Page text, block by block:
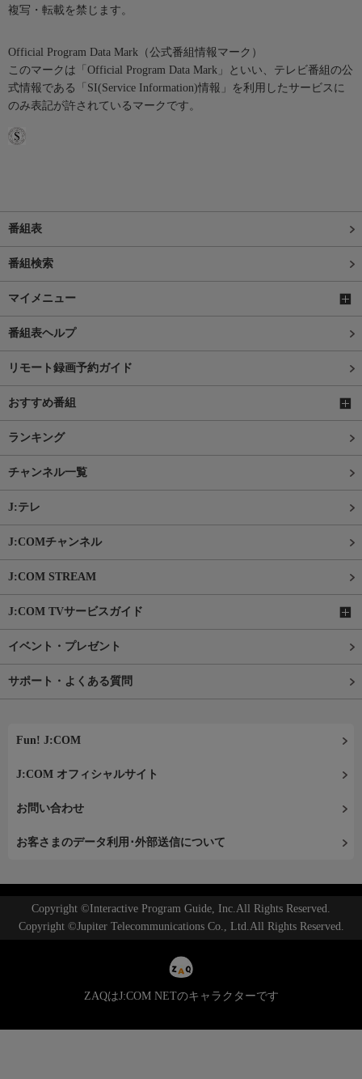
複写・転載を禁じます。
Official Program Data Mark（公式番組情報マーク）
このマークは「Official Program Data Mark」といい、テレビ番組の公
式情報である「SI(Service Information)情報」を利用したサービスに
のみ表記が許されているマークです。
番組表
番組検索
マイメニュー
番組表ヘルプ
リモート録画予約ガイド
おすすめ番組
ランキング
チャンネル一覧
J:テレ
J:COMチャンネル
J:COM STREAM
J:COM TVサービスガイド
イベント・プレゼント
サポート・よくある質問
Fun! J:COM
J:COM オフィシャルサイト
お問い合わせ
お客さまのデータ利用･外部送信について
Copyright ©Interactive Program Guide, Inc.All Rights Reserved.
Copyright ©Jupiter Telecommunications Co., Ltd.All Rights Reserved.
ZAQはJ:COM NETのキャラクターです